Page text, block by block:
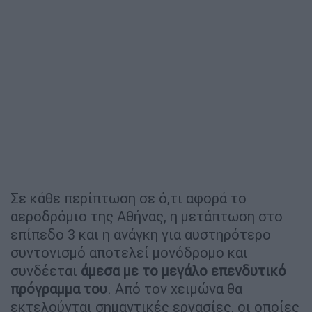
Σε κάθε περίπτωση σε ό,τι αφορά το
αεροδρόμιο της Αθήνας, η μετάπτωση στο
επίπεδο 3 και η ανάγκη για αυστηρότερο
συντονισμό αποτελεί μονόδρομο και
συνδέεται άμεσα με το μεγάλο επενδυτικό
πρόγραμμα του. Από τον χειμώνα θα
εκτελούνται σημαντικές εργασίες, οι οποίες